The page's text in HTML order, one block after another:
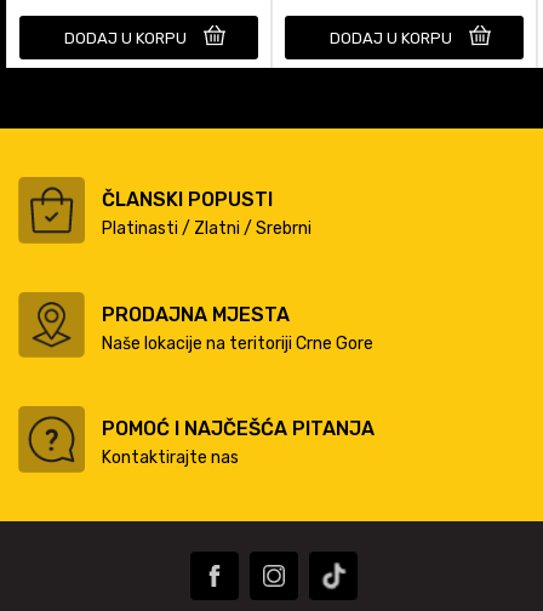
DODAJ U KORPU DODAJ U KORPU
ČLANSKI POPUSTI
Platinasti / Zlatni / Srebrni
PRODAJNA MJESTA
Naše lokacije na teritoriji Crne Gore
POMOĆ I NAJČEŠĆA PITANJA
Kontaktirajte nas